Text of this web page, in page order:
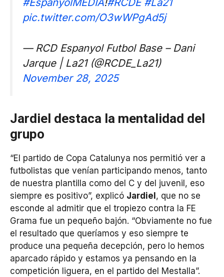
pic.twitter.com/O3wWPgAd5j
— RCD Espanyol Futbol Base – Dani
Jarque | La21 (@RCDE_La21)
November 28, 2025
Jardiel destaca la mentalidad del
grupo
“El partido de Copa Catalunya nos permitió ver a
futbolistas que venían participando menos, tanto
de nuestra plantilla como del C y del juvenil, eso
siempre es positivo”, explicó Jardiel , que no se
esconde al admitir que el tropiezo contra la FE
Grama fue un pequeño bajón. “Obviamente no fue
el resultado que queríamos y eso siempre te
produce una pequeña decepción, pero lo hemos
aparcado rápido y estamos ya pensando en la
competición liguera, en el partido del Mestalla”.